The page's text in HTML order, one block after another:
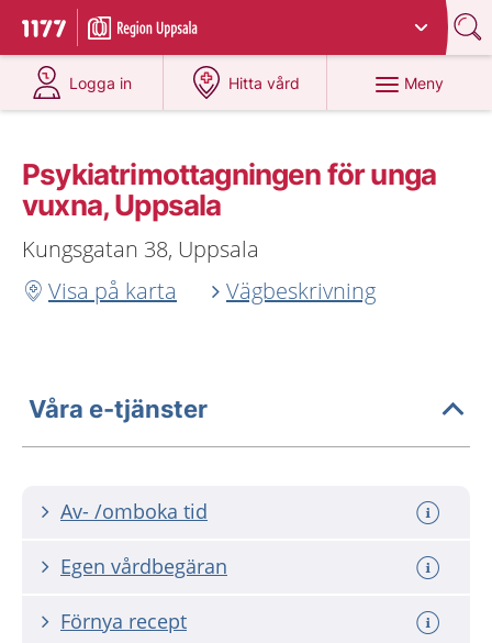
Till startsidan för 1177
Du har valt region
Logga in
på 1177.se
Hitta vård
på 1177.se
Meny
Psykiatrimottagningen för unga
vuxna, Uppsala
Kungsgatan 38, Uppsala
Visa på karta
Vägbeskrivning
Våra e-tjänster
Av- /omboka tid
Egen vårdbegäran
Förnya recept